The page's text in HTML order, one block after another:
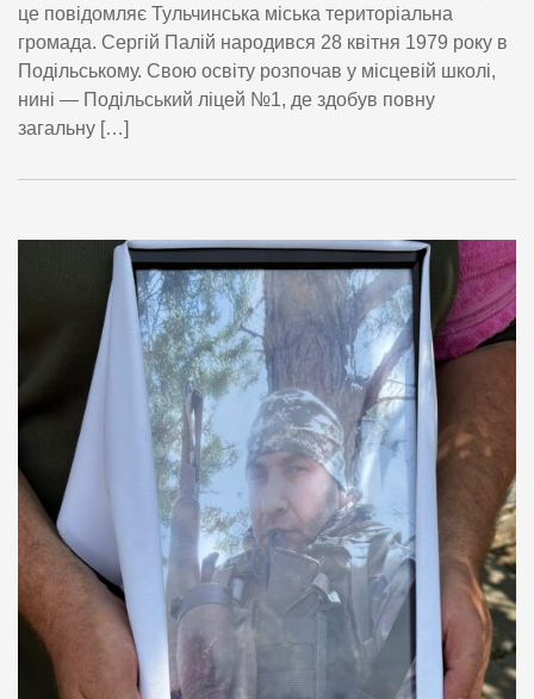
це повідомляє Тульчинська міська територіальна
громада. Сергій Палій народився 28 квітня 1979 року в
Подільському. Свою освіту розпочав у місцевій школі,
нині — Подільський ліцей №1, де здобув повну
загальну […]